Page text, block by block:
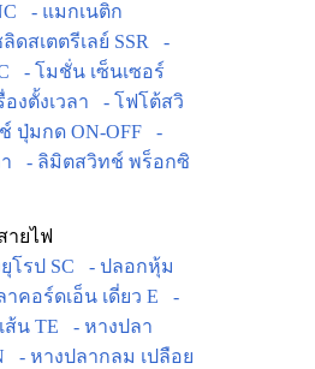
- แมกเนติก
ดสเตตรีเลย์ SSR
-
- โมชั่น เซ็นเซอร์
งตั้งเวลา
- โฟโต้สวิ
ปุ่มกด ON-OFF
-
- ลิมิตสวิทช์ พร็อกซิ
ายไฟ
โรป SC
- ปลอกหุ้ม
คอร์ดเอ็น เดี่ยว E
-
ส้น TE
- หางปลา
- หางปลากลม เปลือย